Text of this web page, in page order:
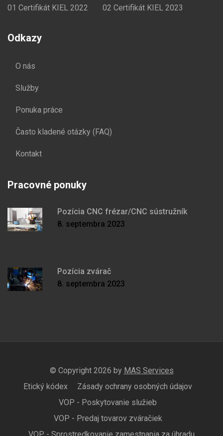
01 Certifikát KIEL 2022 02 Certifikát KIEL 2023
Odkazy
O nás
Služby
Ponuka práce
Často kladené otázky (FAQ)
Kontakt
Pracovné ponuky
Pozícia CNC frézar/CNC sústružník
8. septembra 2023
Pozícia zvárač
8. septembra 2023
© Copyright 2026 by MAS Services
Etický kódex
Zásady ochrany osobných údajov
VOP - Poskytovanie služieb
VOP - Predaj tovarov zváračiek